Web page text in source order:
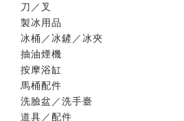
刀／叉
製冰用品
冰桶／冰鏟／冰夾
抽油煙機
按摩浴缸
馬桶配件
洗臉盆／洗手臺
道具／配件